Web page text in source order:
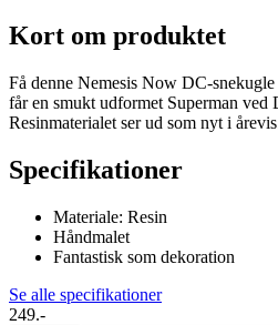
Kort om produktet
Få denne Nemesis Now DC-
får en smukt udformet Superman ved
Resinmaterialet ser ud som nyt i
Specifikationer
Materiale: Resin
Håndmalet
Fantastisk som dekoration
Se alle specifikationer
249.-